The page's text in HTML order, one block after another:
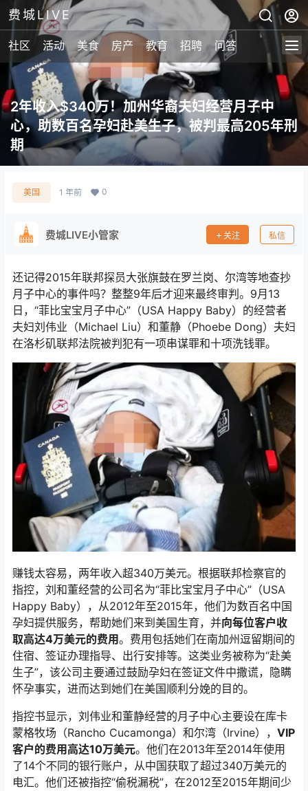
费城LIVE
社区 活动 美食 房产 教育 招聘 问答
2年收入$340万！加州华裔夫妇经营月子中
心，助数百名孕妇赴美生子，被判最高205年刑
期
美国 1 年前 0
费城LIVE小管家 关注 私信
还记得2015年联邦探员大张旗鼓在罗兰岗、尔湾等地查抄
月子中心的事件吗？整整9年后才迎来最终审判。9月13
日，“菲比宝宝月子中心”（USA Happy Baby）的经营者
夫妇刘伟业（Michael Liu）和董静（Phoebe Dong）夫妇
在洛杉矶联邦法院被判犯有一项串谋罪和十项洗钱罪。
赚钱太容易，两年收入超340万美元。根据联邦检察官的
指控，刘和董经营的公司名为“菲比宝宝月子中心”（USA
Happy Baby），从2012年至2015年，他们为数百名中国
孕妇提供服务，帮助她们来到美国生育，并向每位客户收
取高达4万美元的费用。费用包括她们在南加州逗留期间的
住宿、签证办理指导、出行安排等。这类业务被称为“赴美
生子”，该公司主要通过鼓励孕妇在签证文件中撒谎，隐瞒
怀孕事实，进而达到她们在美国顺利分娩的目的。
指控书显示，刘伟业和董静经营的月子中心主要设在库卡
蒙格牧场（Rancho Cucamonga）和尔湾（Irvine）， VIP
客户的费用高达10万美元。他们在2013年至2014年使用
了14个不同的银行账户，从中国获取了超过340万美元的
电汇。他们还被指控“偷税漏税”，在2012至2015年期间少